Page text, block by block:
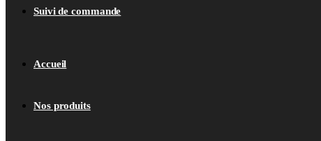
Suivi de commande
Accueil
Nos produits